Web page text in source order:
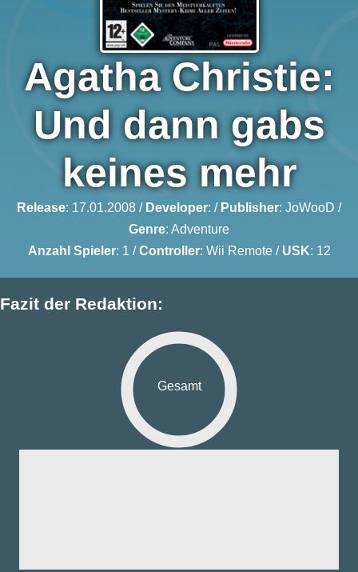
Agatha Christie:
Und dann gabs
keines mehr
Release: 17.01.2008 / Developer: / Publisher: JoWooD /
Genre: Adventure
Anzahl Spieler: 1 /Controller: Wii Remote / USK: 12
Fazit der Redaktion:
Gesamt